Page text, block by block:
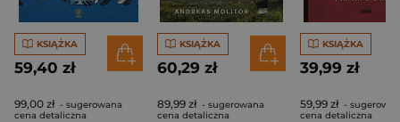
KSIĄŻKA
59,40 zł
99,00 zł - sugerowana
cena detaliczna
KSIĄŻKA
60,29 zł
89,99 zł - sugerowana
cena detaliczna
KSIĄŻKA
39,99 zł
59,99 zł -
cena detaliczna